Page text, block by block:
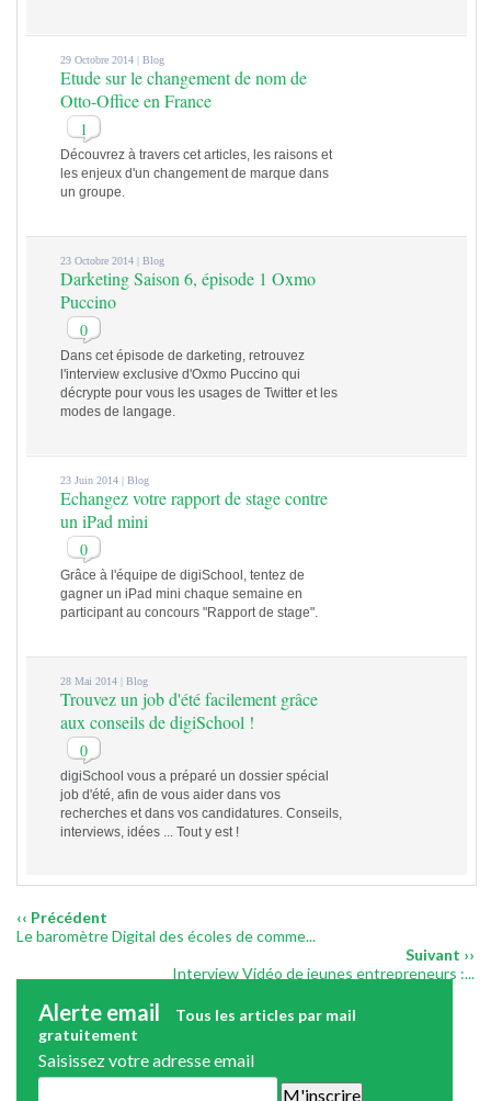
29 Octobre 2014 |Blog
Etude sur le changement de nom de
Otto-Office en France
1
Découvrez à travers cet articles, les raisons et
les enjeux d'un changement de marque dans
un groupe.
23 Octobre 2014 |Blog
Darketing Saison 6, épisode 1 Oxmo
Puccino
0
Dans cet épisode de darketing, retrouvez
l'interview exclusive d'Oxmo Puccino qui
décrypte pour vous les usages de Twitter et les
modes de langage.
23 Juin 2014 |Blog
Echangez votre rapport de stage contre
un iPad mini
0
Grâce à l'équipe de digiSchool, tentez de
gagner un iPad mini chaque semaine en
participant au concours "Rapport de stage".
28 Mai 2014 |Blog
Trouvez un job d'été facilement grâce
aux conseils de digiSchool !
0
digiSchool vous a préparé un dossier spécial
job d'été, afin de vous aider dans vos
recherches et dans vos candidatures. Conseils,
interviews, idées ... Tout y est !
‹‹ Précédent
Le baromètre Digital des écoles de comme...
Suivant ››
Interview Vidéo de jeunes entrepreneurs :...
Alerte email
Tous les articles par mail
gratuitement
Saisissez votre adresse email